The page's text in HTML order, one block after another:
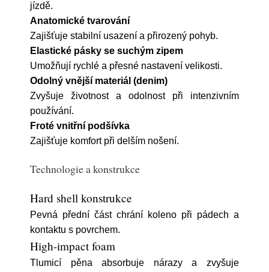
jízdě.
Anatomické tvarování
Zajišťuje stabilní usazení a přirozený pohyb.
Elastické pásky se suchým zipem
Umožňují rychlé a přesné nastavení velikosti.
Odolný vnější materiál (denim)
Zvyšuje životnost a odolnost při intenzivním
používání.
Froté vnitřní podšívka
Zajišťuje komfort při delším nošení.
Technologie a konstrukce
Hard shell konstrukce
Pevná přední část chrání koleno při pádech a
kontaktu s povrchem.
High-impact foam
Tlumicí pěna absorbuje nárazy a zvyšuje